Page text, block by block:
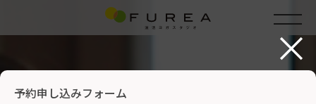
予約申し込みフォーム
×